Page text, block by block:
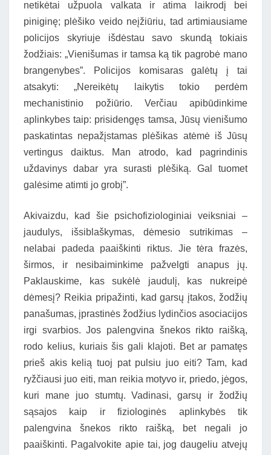
netikėtai užpuola valkata ir atima laikrodį bei
piniginę; plėšiko veido neįžiūriu, tad artimiausiame
policijos skyriuje išdėstau savo skundą tokiais
žodžiais: „Vienišumas ir tamsa ką tik pagrobė mano
brangenybes”. Policijos komisaras galėtų į tai
atsakyti: „Nereikėtų laikytis tokio perdėm
mechanistinio požiūrio. Verčiau apibūdinkime
aplinkybes taip: prisidengęs tamsa, Jūsų vienišumo
paskatintas nepažįstamas plėšikas atėmė iš Jūsų
vertingus daiktus. Man atrodo, kad pagrindinis
uždavinys dabar yra surasti plėšiką. Gal tuomet
galėsime atimti jo grobį”.
Akivaizdu, kad šie psichofiziologiniai veiksniai –
jaudulys, išsiblaškymas, dėmesio sutrikimas –
nelabai padeda paaiškinti riktus. Jie tėra frazės,
širmos, ir nesibaiminkime pažvelgti anapus jų.
Paklauskime, kas sukėlė jaudulį, kas nukreipė
dėmesį? Reikia pripažinti, kad garsų įtakos, žodžių
panašumas, įprastinės žodžius lydinčios asociacijos
irgi svarbios. Jos palengvina šnekos rikto raišką,
rodo kelius, kuriais šis gali klajoti. Bet ar pamatęs
prieš akis kelią tuoj pat pulsiu juo eiti? Tam, kad
ryžčiausi juo eiti, man reikia motyvo ir, priedo, jėgos,
kuri mane juo stumtų. Vadinasi, garsų ir žodžių
sąsajos kaip ir fiziologinės aplinkybės tik
palengvina šnekos rikto raišką, bet negali jo
paaiškinti. Pagalvokite apie tai, jog daugeliu atvejų